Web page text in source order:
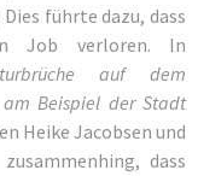
führte dazu, dass
Job verloren. In
auf dem
am Beispiel der Stadt
Heike Jacobsen und
dass